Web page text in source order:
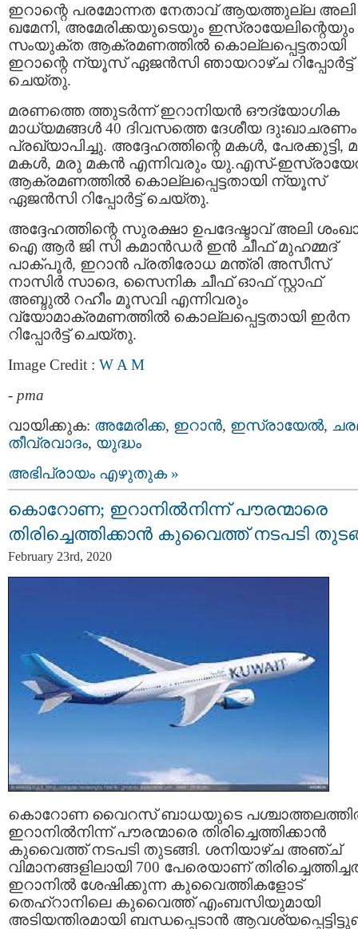
ഇറാന്റെ പരമോന്നത നേതാവ് ആയത്തുല്ല അലി
ഖമേനി, അമേരിക്കയുടെയും ഇസ്രായേലിന്റെയും
സംയുക്ത ആക്രമണത്തിൽ കൊല്ലപ്പെട്ടതായി
ഇറാന്റെ ന്യൂസ് ഏജൻസി ഞായറാഴ്ച റിപ്പോർട്ട്
ചെയ്തു.
മരണത്തെ ത്തുടർന്ന് ഇറാനിയൻ ഔദ്യോഗിക
മാധ്യമങ്ങൾ 40 ദിവസത്തെ ദേശീയ ദുഃഖാചരണം
പ്രഖ്യാപിച്ചു. അദ്ദേഹത്തിന്റെ മകൾ, പേരക്കുട്ടി,
മകൾ, മരു മകൻ എന്നിവരും യു.എസ്-
ആക്രമണത്തിൽ കൊല്ലപ്പെട്ടതായി ന്യൂസ്
ഏജൻസി റിപ്പോർട്ട് ചെയ്തു.
അദ്ദേഹത്തിന്റെ സുരക്ഷാ ഉപദേഷ്ടാവ് അലി
ഐ ആർ ജി സി കമാൻഡർ ഇൻ ചീഫ് മുഹമ്മദ്
പാക്പൂർ, ഇറാൻ പ്രതിരോധ മന്ത്രി അസീസ്
നാസിർ സാദെ, സൈനിക ചീഫ് ഓഫ് സ്റ്റാഫ്
അബ്ദുൽ റഹീം മൂസവി എന്നിവരും
വ്യോമാക്രമണത്തിൽ കൊല്ലപ്പെട്ടതായി ഇർന
റിപ്പോർട്ട് ചെയ്തു.
Image Credit : W A M
- pma
വായിക്കുക: അമേരിക്ക, ഇറാന്‍, ഇസ്രായേല്‍,
തീവ്രവാദം, യുദ്ധം
അഭിപ്രായം എഴുതുക »
കൊറോണ; ഇറാനിൽനിന്ന് പൗരന്മാരെ
തിരിച്ചെത്തിക്കാൻ കുവൈത്ത് നടപടി
February 23rd, 2020
കൊറോണ വൈറസ് ബാധയുടെ
ഇറാനിൽനിന്ന് പൗരന്മാരെ തിരിച്ചെത്തിക്കാൻ
കുവൈത്ത് നടപടി തുടങ്ങി. ശനിയാഴ്ച അഞ്ച്
വിമാനങ്ങളിലായി 700 പേരെയാണ്
ഇറാനിൽ ശേഷിക്കുന്ന കുവൈത്തികളോട്
തെഹ്റാനിലെ കുവൈത്ത് എംബസിയുമായി
അടിയന്തിരമായി ബന്ധപ്പെടാന്‍